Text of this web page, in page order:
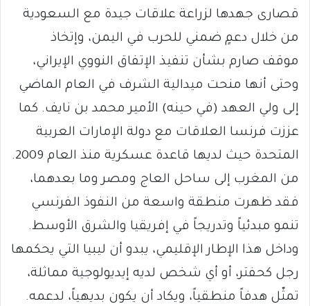
قصارى جهدها لزراعة علاقات جيدة مع السعودية
من خلال دعمٍ ضمني للحرب في اليمن، وإتخاذ
موقف صارم بشأن تنفيذ الإتفاق النووي الإيراني،
وحتى أنها منحت ميدالية الشرف في العام الماضي
إلى ولي العهد (في حينه) الأمير محمد بن نايف. كما
عززت فرنسا العلاقات مع دولة الإمارات العربية
المتحدة حيث لديها قاعدة عسكرية منذ العام 2009.
من المغرب إلى ساحل العاج ومصر وما بعدهما،
فقد ظهرت منطقة واسعة من النفوذ الفرنسي
تنمو مبدئياً وتدريجاً في إفريقيا والشرق الأوسط.
وداخل هذا الإطار الإقليمي، يبدو أن ليبيا التي يحكمها
رجل كحفتر، أو أي شخص لديه إيديولوجية مماثلة،
تمثّل هدفاً منطقياً، ويكاد أن يكون بديهياً، لدعمه.